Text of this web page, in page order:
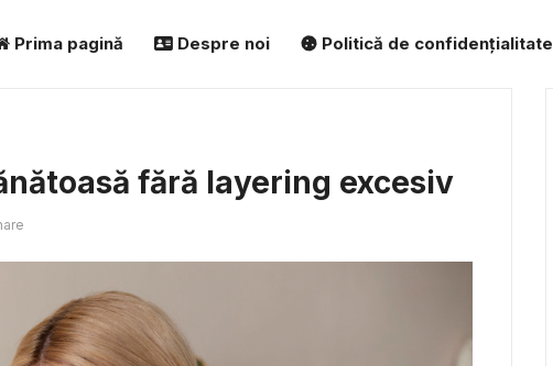
Prima pagină Despre noi Politică de confidențialitate
fără layering excesiv